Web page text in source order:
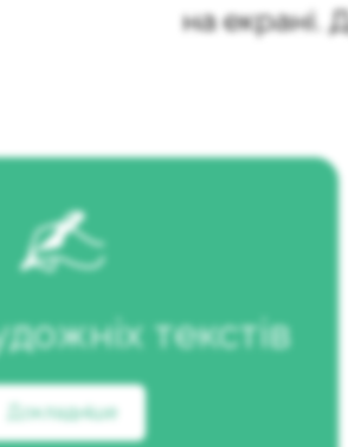
на екрані.
текстів
Докладніше